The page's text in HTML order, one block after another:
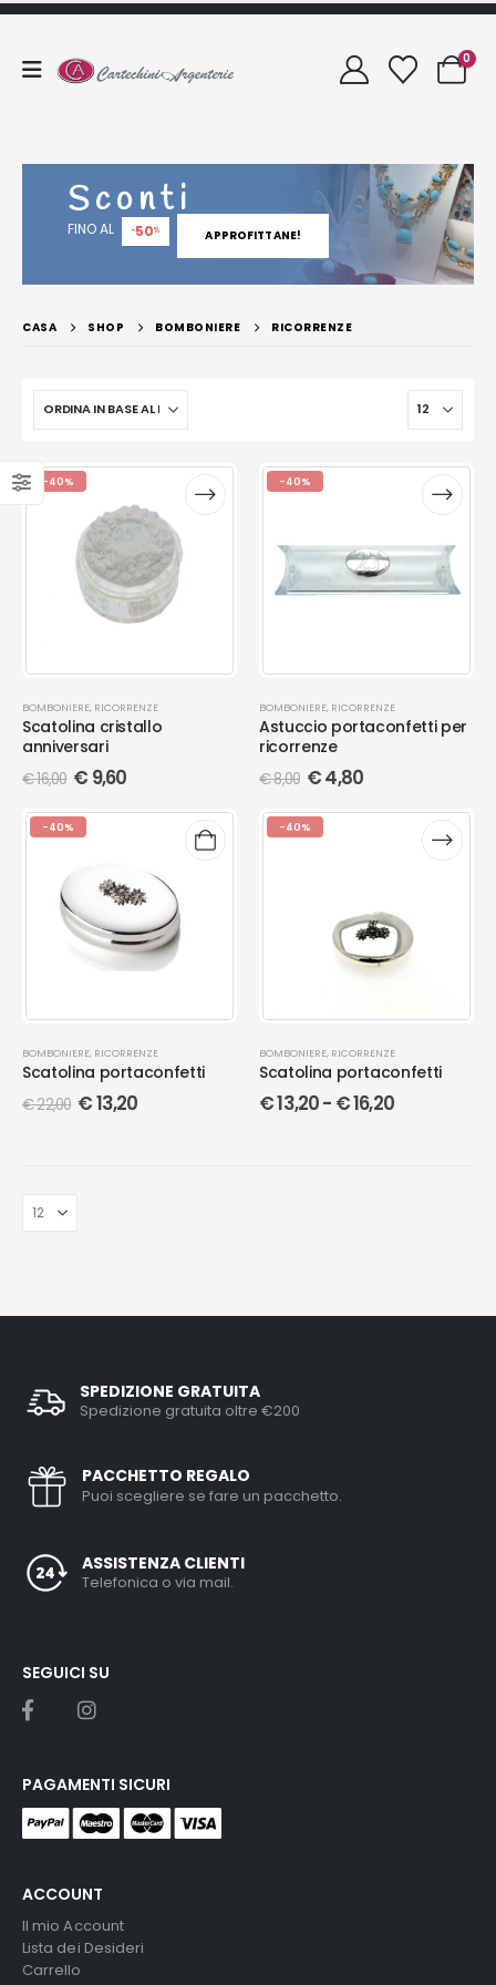
0
Sconti
FINO AL -50% APPROFITTANE!
CASA SHOP BOMBONIERE RICORRENZE
-40%
BOMBONIERE, RICORRENZE
Scatolina cristallo
anniversari
€16,00 € 9,60
-40%
BOMBONIERE, RICORRENZE
Astuccio portaconfetti per
ricorrenze
€8,00 €4,80
-40%
BOMBONIERE, RICORRENZE
Scatolina portaconfetti
€22,00 €13,20
-40%
BOMBONIERE, RICORRENZE
Scatolina portaconfetti
€13,20- €16,20
SPEDIZIONE GRATUITA
Spedizione gratuita oltre €200
PACCHETTO REGALO
Puoi scegliere se fare un pacchetto.
ASSISTENZA CLIENTI
Telefonica o via mail.
ACCOUNT
Il mio Account
Lista dei Desideri
Carrello
SEGUICI SU
PAGAMENTI SICURI